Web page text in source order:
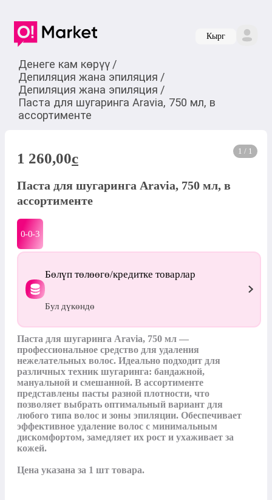
Кырг
Денеге кам көрүү /
Депиляция жана эпиляция /
Депиляция жана эпиляция /
Паста для шугаринга Aravia, 750 мл, в
ассортименте
1 / 1
1 260,00c
Паста для шугаринга Aravia, 750 мл, в
ассортименте
0-0-3
Бөлүп төлөөгө/кредитке товарлар
Бул дүкөндө
Паста для шугаринга Aravia, 750 мл —
профессиональное средство для удаления
нежелательных волос. Идеально подходит для
различных техник шугаринга: бандажной,
мануальной и смешанной. В ассортименте
представлены пасты разной плотности, что
позволяет выбрать оптимальный вариант для
любого типа волос и зоны эпиляции. Обеспечивает
эффективное удаление волос с минимальным
дискомфортом, замедляет их рост и ухаживает за
кожей.
Цена указана за 1 шт товара.